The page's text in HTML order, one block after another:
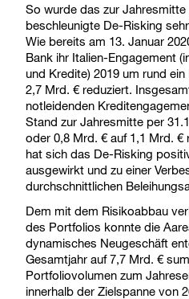
So wurde das zur
beschleunigte De-Risking
Wie bereits am 13. Januar
Bank ihr Italien-Engagement
und Kredite) 2019 um rund
2,7 Mrd. € reduziert.
notleidenden
Stand zur Jahresmitte per
oder 0,8 Mrd. € auf 1,1 Mrd. €
hat sich das De-Risking
ausgewirkt und zu einer
durchschnittlichen
Dem mit dem Risikoabbau
des Portfolios konnte die
dynamisches Neugeschäft
Gesamtjahr auf 7,7 Mrd. €
Portfoliovolumen zum
innerhalb der Zielspanne von